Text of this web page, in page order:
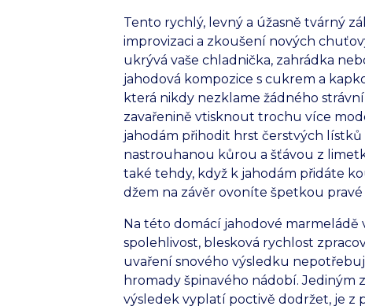
Tento rychlý, levný a úžasně tvárný
improvizaci a zkoušení nových
ukrývá vaše chladnička, zahrádka
jahodová kompozice s cukrem a
která nikdy nezklame žádného
zavařenině vtisknout trochu více
jahodám přihodit hrst čerstvých lístků
nastrouhanou kůrou a šťávou z
také tehdy, když k jahodám přidáte
džem na závěr ovoníte špetkou
Na této domácí jahodové
spolehlivost, blesková rychlost
uvaření snového výsledku
hromady špinavého nádobí.
výsledek vyplatí poctivě dodržet, je z